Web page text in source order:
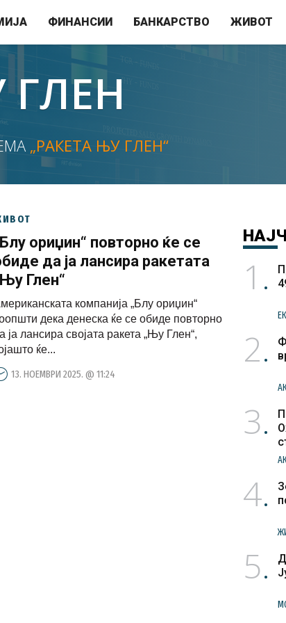
ФИНАНСИИ БАНКАРСТВО ЖИВОТ
ГЛЕН
„РАКЕТА ЊУ ГЛЕН“
ориџин“ повторно ќе се
да ја лансира ракетата
Глен“
компанија „Блу ориџин“
дека денеска ќе се обиде повторно
ја лансира својата ракета „Њу Глен“,
ќе...
13. НОЕМВРИ 2025. @ 11:24
1
2
3
4
5